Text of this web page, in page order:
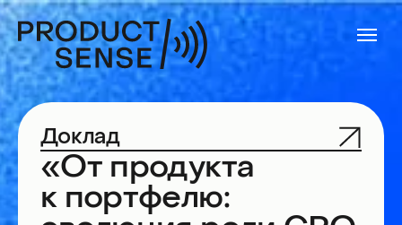
Доклад
«От продукта
к портфелю:
эволюция роли CPO
с ростом компании»